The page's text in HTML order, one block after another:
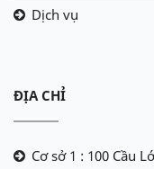
Dịch vụ
ĐỊA CHỈ
Cơ sở 1 : 100 Cầu